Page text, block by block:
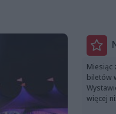
Miesiąc
biletów
więcej